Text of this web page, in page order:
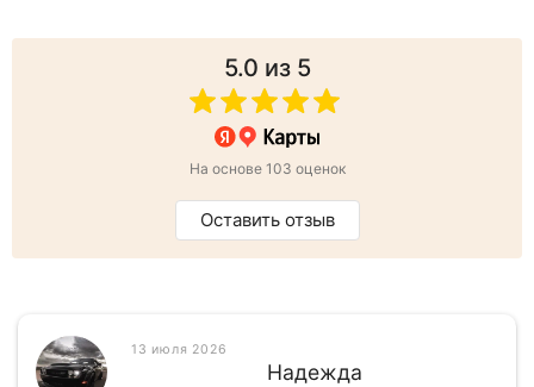
5.0 из 5
На основе 103 оценок
Оставить отзыв
13 июля 2026
Надежда